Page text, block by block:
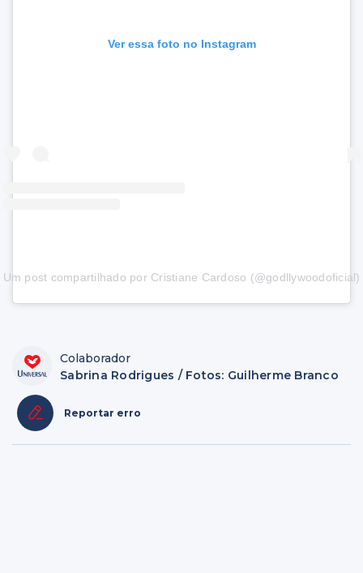
Ver essa foto no Instagram
Um post compartilhado por Cristiane Cardoso (@godllywoodoficial)
Colaborador
Sabrina Rodrigues / Fotos: Guilherme Branco
Reportar erro